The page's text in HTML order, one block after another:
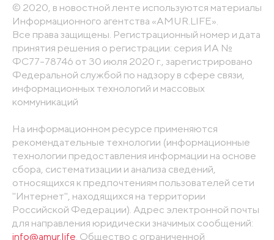
© 2020, в новостной ленте используются материалы
Информационного агентства «AMUR.LIFE».
Все права защищены. Регистрационный номер и дата
принятия решения о регистрации: серия ИА №
ФС77-78746 от 30 июля 2020 г., зарегистрировано
Федеральной службой по надзору в сфере связи,
информационных технологий и массовых
коммуникаций
На информационном ресурсе применяются
рекомендательные технологии (информационные
технологии предоставления информации на основе
сбора, систематизации и анализа сведений,
относящихся к предпочтениям пользователей сети
"Интернет", находящихся на территории
Российской Федерации). Адрес электронной почты
для направления юридически значимых сообщений:
info@amur.life . Общество с ограниченной